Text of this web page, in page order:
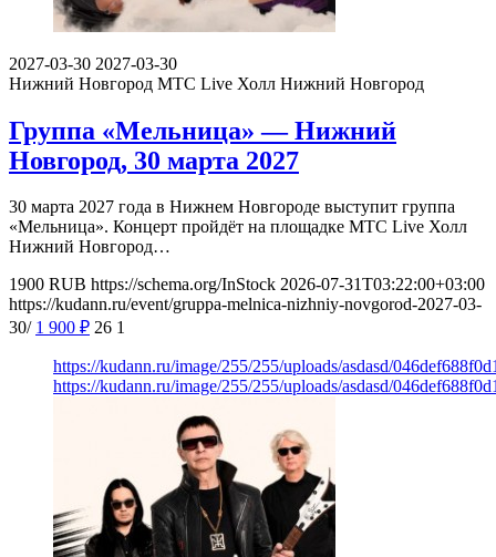
2027-03-30 2027-03-30
Нижний Новгород МТС Live Холл Нижний Новгород
Группа «Мельница» — Нижний
Новгород, 30 марта 2027
30 марта 2027 года в Нижнем Новгороде выступит группа
«Мельница». Концерт пройдёт на площадке МТС Live Холл
Нижний Новгород…
1900 RUB https://schema.org/InStock 2026-07-31T03:22:00+03:00
https://kudann.ru/event/gruppa-melnica-nizhniy-novgorod-2027-03-
30/ 1 900 ₽ 26 1
https://kudann.ru/image/255/255/uploads/asdasd/
https://kudann.ru/image/255/255/uploads/asdasd/